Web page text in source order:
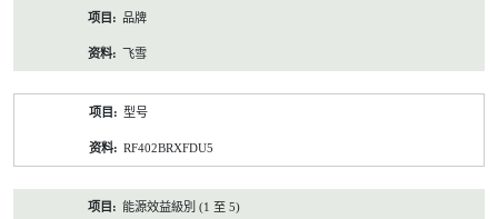
品牌
飞雪
型号
RF402BRXFDU5
能源效益級別 (1 至 5)